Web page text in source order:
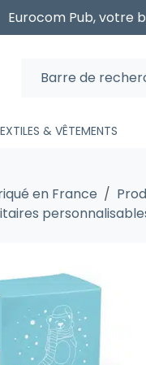
Eurocom Pub, votre
& VÊTEMENTS
en France